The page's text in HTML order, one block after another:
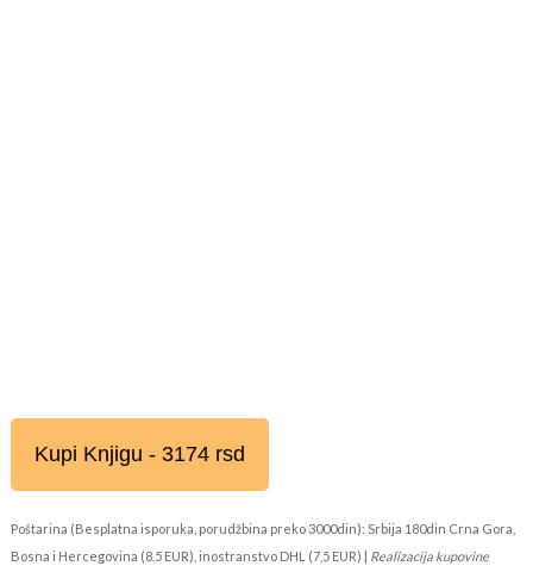
Kupi Knjigu - 3174 rsd
Poštarina (Besplatna isporuka, porudžbina preko 3000din): Srbija 180din Crna Gora,
Bosna i Hercegovina (8,5 EUR), inostranstvo DHL (7,5 EUR) | Realizacija kupovine